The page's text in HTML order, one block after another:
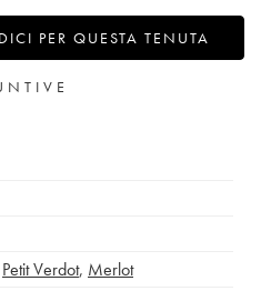
PER QUESTA TENUTA
Petit Verdot, Merlot